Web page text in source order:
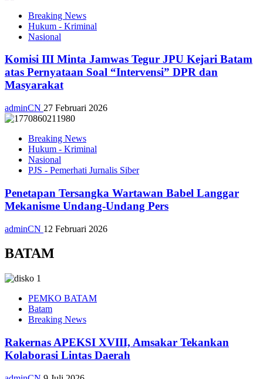
Breaking News
Hukum - Kriminal
Nasional
Komisi III Minta Jamwas Tegur JPU Kejari Batam
atas Pernyataan Soal “Intervensi” DPR dan
Masyarakat
adminCN 27 Februari 2026
Breaking News
Hukum - Kriminal
Nasional
PJS - Pemerhati Jurnalis Siber
Penetapan Tersangka Wartawan Babel Langgar
Mekanisme Undang-Undang Pers
adminCN 12 Februari 2026
BATAM
PEMKO BATAM
Batam
Breaking News
Rakernas APEKSI XVIII, Amsakar Tekankan
Kolaborasi Lintas Daerah